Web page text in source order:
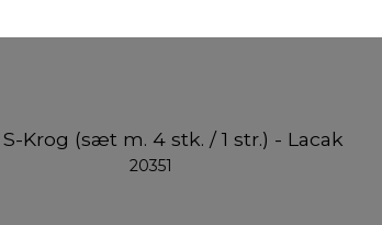
Krog (sæt m. 4 stk. / 1 str.) - Lacak
20351